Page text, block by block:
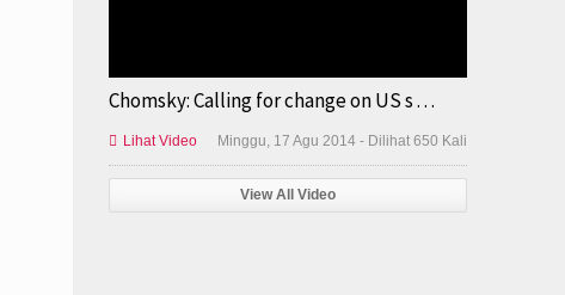
Chomsky: Calling for change on US s . . .
Minggu, 17 Agu 2014 - Dilihat 650 Kali
 Lihat Video
View All Video